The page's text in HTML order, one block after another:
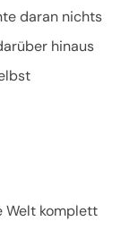
daran nichts
hinaus
komplett